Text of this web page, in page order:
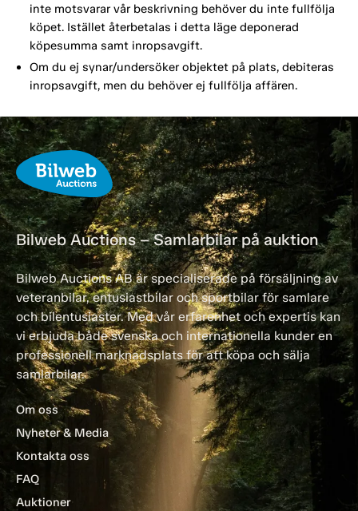
inte motsvarar vår beskrivning behöver du inte fullfölja
köpet. Istället återbetalas i detta läge deponerad
köpesumma samt inropsavgift.
Om du ej synar/undersöker objektet på plats, debiteras
inropsavgift, men du behöver ej fullfölja affären.
Bilweb Auctions – Samlarbilar på auktion
Bilweb Auctions AB är specialiserade på försäljning av
veteranbilar, entusiastbilar och sportbilar för samlare
och bilentusiaster. Med vår erfarenhet och expertis kan
vi erbjuda både svenska och internationella kunder en
professionell marknadsplats för att köpa och sälja
samlarbilar.
Om oss
Nyheter & Media
Kontakta oss
FAQ
Auktioner